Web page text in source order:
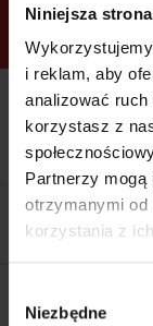
Niniejsza
i reklam, aby
analizować
korzystasz z
Partnerzy mogą
otrzymanymi od
korzystania z
zgody
Niezbędne
ramach
pakietów
Kolacja z prelegentami i
party (Hotel Sheraton,
wbilecie ALLPASS
Dedykowana strefa
możliwością
prelegentami i
WARTOŚĆ: 1970 zł